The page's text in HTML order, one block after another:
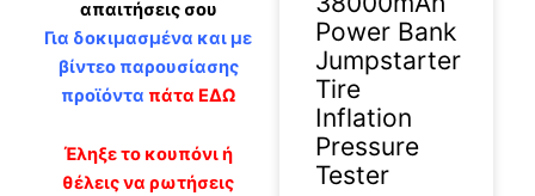
απαιτήσεις σου
Για δοκιμασμένα και με
βίντεο παρουσίασης
προϊόντα πάτα ΕΔΩ
Έληξε το κουπόνι ή
θέλεις να ρωτήσεις
Power Bank
Jumpstarter
Tire
Inflation
Pressure
Tester